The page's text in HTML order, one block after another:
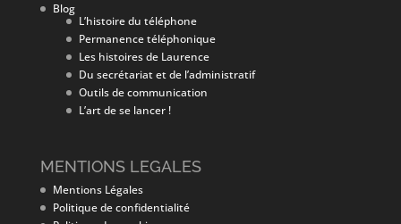
Blog
L’histoire du téléphone
Permanence téléphonique
Les histoires de Laurence
Du secrétariat et de l’administratif
Outils de communication
L’art de se lancer !
MENTIONS LEGALES
Mentions Légales
Politique de confidentialité